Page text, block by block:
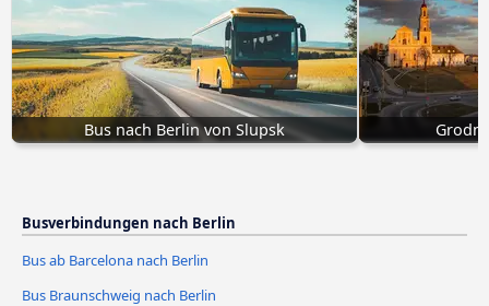
Bus nach Berlin von Slupsk
Busverbindungen nach Berlin
Bus ab Barcelona nach Berlin
Bus Braunschweig nach Berlin